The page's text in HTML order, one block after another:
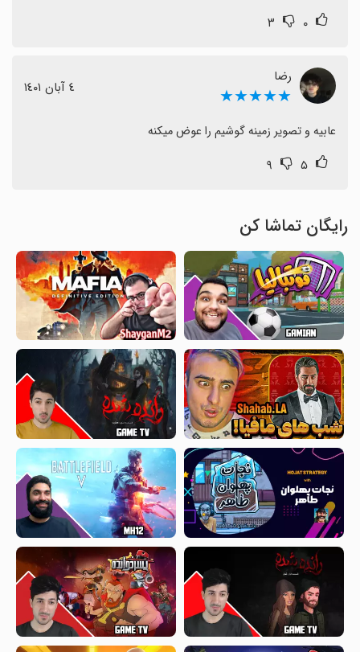
۰ ۳
رضا
★★★★★ ٤ آبان ١٤٠١
عابیه و تصویر زمینه گوشیم را عوض میکنه
۵ ۹
رایگان تماشا کن